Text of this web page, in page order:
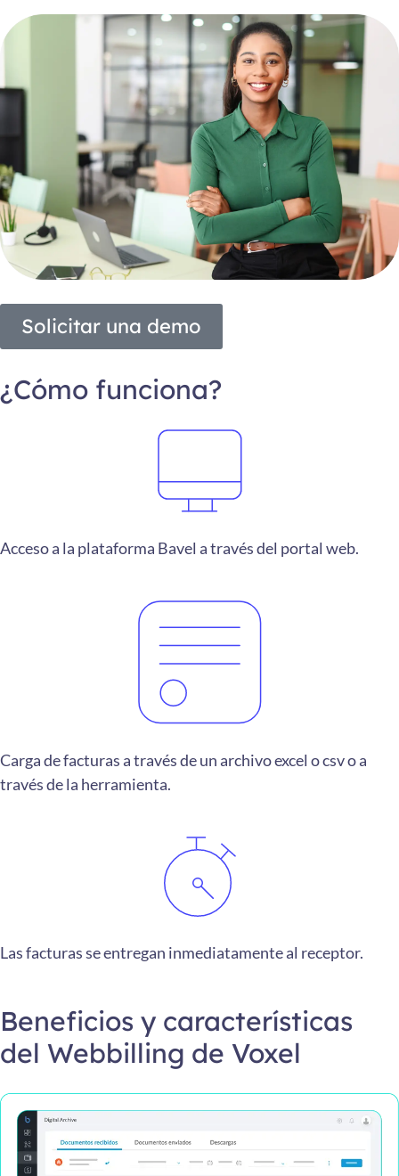
Solicitar una demo
¿Cómo funciona?
Acceso a la plataforma Bavel a través del portal web.
Carga de facturas a través de un archivo excel o csv o a
través de la herramienta.
Las facturas se entregan inmediatamente al receptor.
Beneficios y características
del Webbilling de Voxel